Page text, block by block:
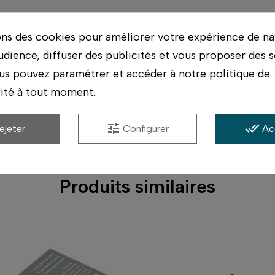
On vérifie avec vous qu'il correspond bien
possible, et conseil par des photographes qui
Produits similaires
des cookies pour améliorer votre expérience de
diffuser des publicités et vous proposer des
pouvez paramétrer et accéder à notre politique de
à tout moment.
tune Configurer done_all